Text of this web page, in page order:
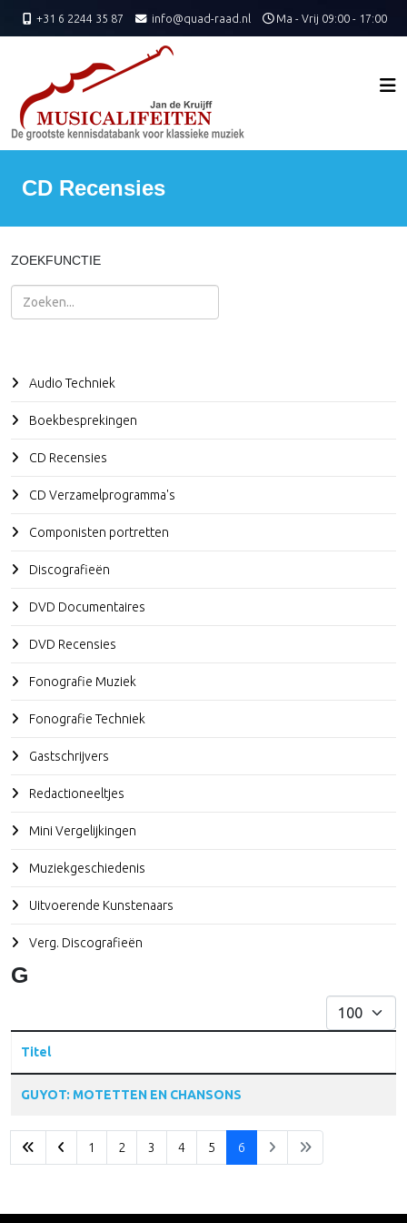
+31 6 2244 35 87 info@quad-raad.nl Ma - Vrij 09:00 - 17:00
CD Recensies
ZOEKFUNCTIE
Zoeken
Audio Techniek
Boekbesprekingen
CD Recensies
CD Verzamelprogramma's
Componisten portretten
Discografieën
DVD Documentaires
DVD Recensies
Fonografie Muziek
Fonografie Techniek
Gastschrijvers
Redactioneeltjes
Mini Vergelijkingen
Muziekgeschiedenis
Uitvoerende Kunstenaars
Verg. Discografieën
G
Toon #
Titel
GUYOT: MOTETTEN EN CHANSONS
1 2 3 4 5 6